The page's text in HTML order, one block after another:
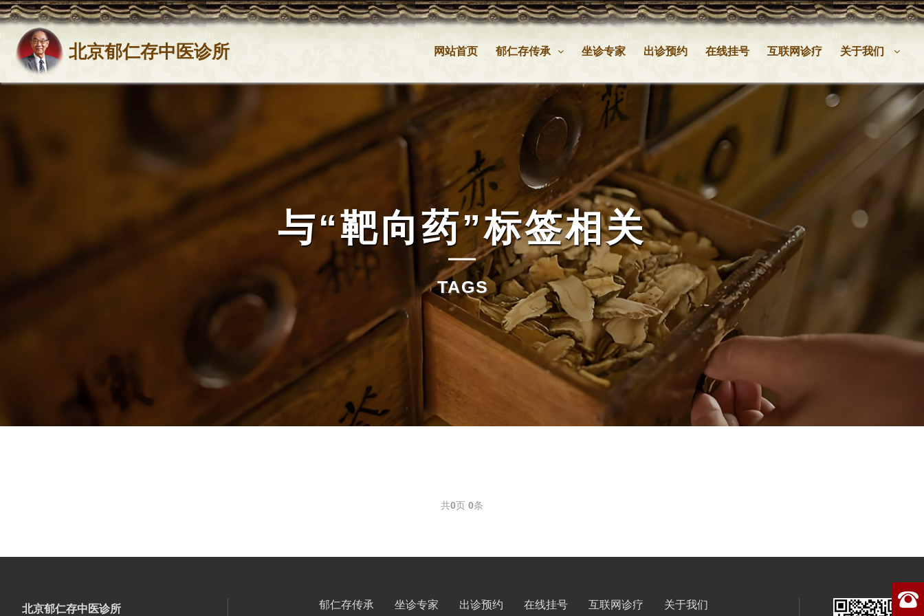
北京郁仁存中医诊所 网站首页 郁仁存传承 坐诊专家 出诊预约 在线挂号 互联网诊疗 关于我们
与“靶向药”标签相关
TAGS
共0页 0条
北京郁仁存中医诊所 郁仁存传承 坐诊专家 出诊预约 在线挂号 互联网诊疗 关于我们